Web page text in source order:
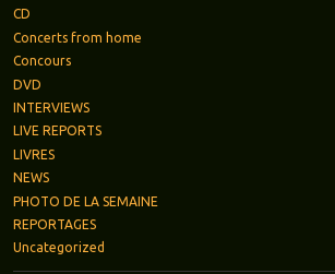
CD
Concerts from home
Concours
DVD
INTERVIEWS
LIVE REPORTS
LIVRES
NEWS
PHOTO DE LA SEMAINE
REPORTAGES
Uncategorized